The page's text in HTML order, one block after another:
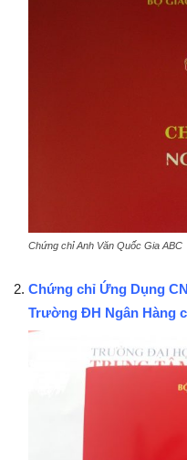
Chứng chỉ Anh Văn Quốc Gia ABC
Chứng chỉ Ứng Dụng
Trường ĐH Ngân Hàng